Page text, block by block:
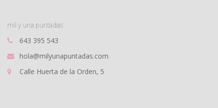
mil y una puntadas
643 395 543
hola@milyunapuntadas.com
Calle Huerta de la Orden, 5